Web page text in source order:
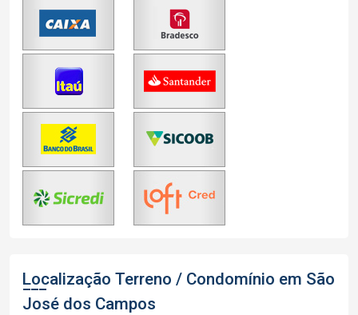
Localização Terreno / Condomínio em São
José dos Campos